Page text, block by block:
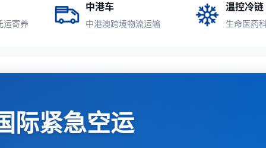
运寄养
中港车
中港澳跨境物流运输
温控冷链
生命医药
际紧急空运